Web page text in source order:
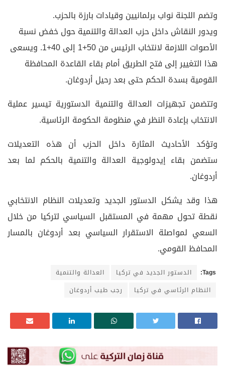
وتضم اللجنة نواب برلمانيين وقيادات بارزة بالحزب.
ويدور النقاش داخل حزب العدالة والتنمية حول خفض نسبة
الأصوات اللازمة لانتخاب الرئيس من 50+1 إلى 40+1. ويسعى
هذا التغيير إلى فتح الطريق أمام بقاء القاعدة المحافظة
القومية بسدة الحكم حتى بعد رحيل أردوغان.
وتتضمن تجهيزات العدالة والتنمية الدستورية تيسير عملية
الانتخاب بإعادة النظر في منظومة الحكومة الرئاسية.
وتؤكد الأحاديث المثارة داخل الحزب أن هذه التعديلات
ستضمن بقاء إيدولوجية العدالة والتنمية بالحكم لما بعد
أردوغان.
هذا وقد يشكل الدستور الجديد وتعديلات النظام الانتخابي
نقطة تحول مهمة في المستقبل السياسي لتركيا من خلال
السعي لمواصلة الاستقرار السياسي بعد أردوغان بالمسار
المحافظ القومي.
Tags: الدستور الجديد في تركيا
العدالة والتنمية
النظام الرئاسي في تركيا
رجب طيب أردوغان